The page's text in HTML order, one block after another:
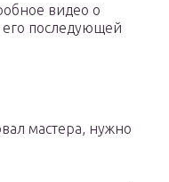
видео о
последующей
мастера, нужно